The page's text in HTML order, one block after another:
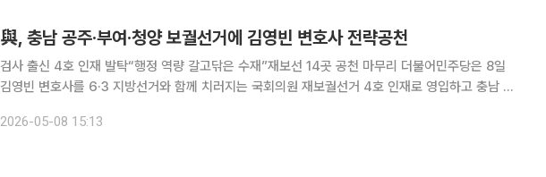
與, 충남 공주·부여·청양 보궐선거에 김영빈 변호사 전략공천
검사 출신 4호 인재 발탁“행정 역량 갈고닦은 수재”재보선 14곳 공천 마무리 더불어민주당은 8일
김영빈 변호사를 6·3 지방선거와 함께 치러지는 국회의원 재보궐선거 4호 인재로 영입하고 충남 공
확정했다. 정청래 민주당 대표는 이날 국회에서 열린 인재영입
2026-05-08 15:13